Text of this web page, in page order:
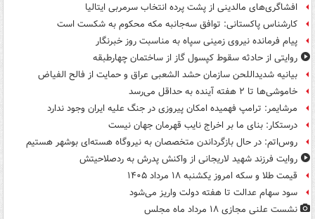
افشاگری‌های مالدینی از پشت پرده انتخاب سرمربی ایتالیا
کارشناس پاکستانی: توافق سه‌جانبه مکه محکوم به شکست است
پیام فرمانده نیروی زمینی سپاه به مناسبت روز خبرنگار
روایتی از حادثه سقوط کپسول گاز از ساختمان چهارطبقه
بیانیه شدیداللحن سازمان حشد الشعبی عراق و حمایت از فالح الفیاض
خاموشی‌ها تا ۲ هفته آینده به حداقل می‌رسد
مرشایمر: ترامپ فهمیده امکان پیروزی در جنگ علیه ایران وجود ندارد
درستکار: بنای ما بر اخراج نایب قهرمان جهان نیست
روس‌اتم: در حال بازگرداندن متخصصان به نیروگاه هسته‌ای بوشهر هستیم
روایت فرزند شهید لاریجانی از واکنش پدرش به ردصلاحیتش
قیمت طلا و سکه امروز یکشنبه ۱۸ مرداد ۱۴۰۵
سود سهام عدالت تا هفته دولت واریز می‌شود
نشست علنی مجازی ۱۸ مرداد ماه مجلس